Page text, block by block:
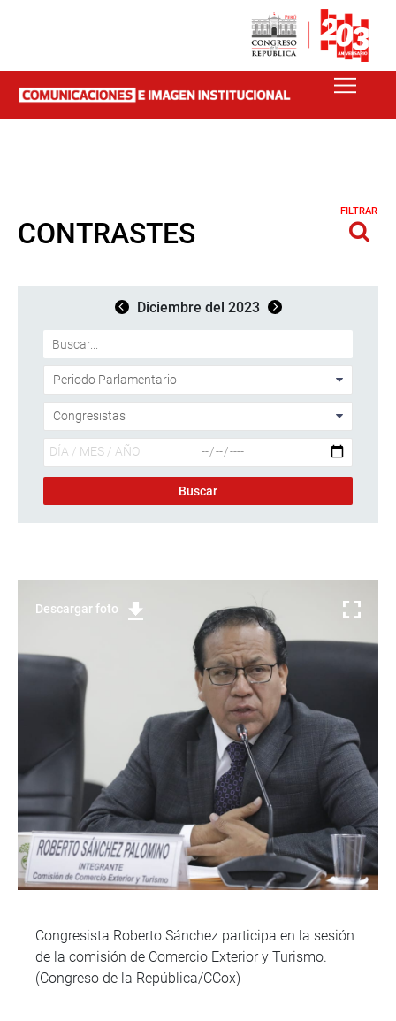
CONTRASTES
FILTRAR
Diciembre del 2023
Descargar foto
Congresista Roberto Sánchez participa en la sesión
de la comisión de Comercio Exterior y Turismo.
(Congreso de la República/CCox)